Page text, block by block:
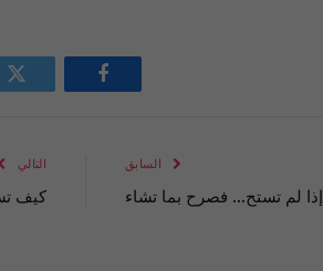
فيسبوك
السابق
إذا لم تستح… فصرح بما تشاء
التالي
كيف